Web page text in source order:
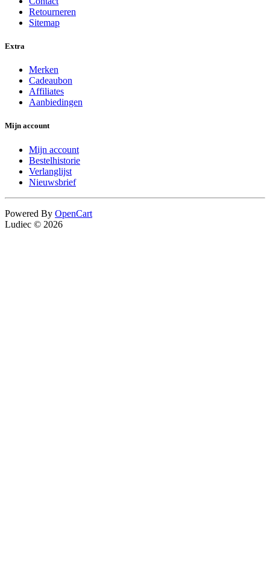
Retourneren
Sitemap
Extra
Merken
Cadeaubon
Affiliates
Aanbiedingen
Mijn account
Mijn account
Bestelhistorie
Verlanglijst
Nieuwsbrief
Powered By OpenCart
Ludiec © 2026